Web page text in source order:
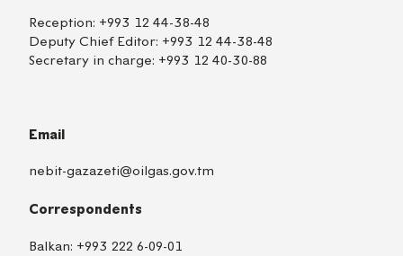
Reception: +993 12 44-38-48
Deputy Chief Editor: +993 12 44-38-48
Secretary in charge: +993 12 40-30-88
Email
nebit-gazazeti@oilgas.gov.tm
Correspondents
Balkan: +993 222 6-09-01